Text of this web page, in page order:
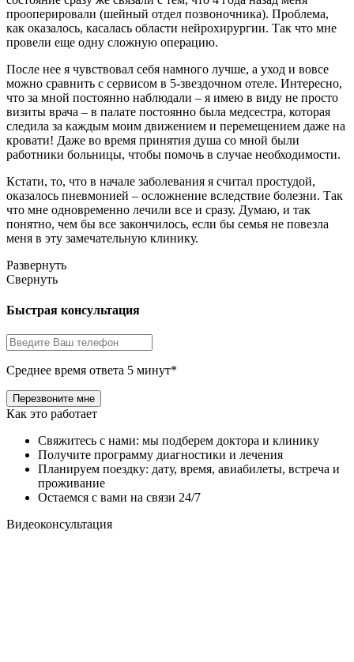
прооперировали (шейный отдел позвоночника). Проблема,
как оказалось, касалась области нейрохирургии. Так что мне
провели еще одну сложную операцию.
После нее я чувствовал себя намного лучше, а уход и вовсе
можно сравнить с сервисом в 5-звездочном отеле. Интересно,
что за мной постоянно наблюдали – я имею в виду не просто
визиты врача – в палате постоянно была медсестра, которая
следила за каждым моим движением и перемещением даже на
кровати! Даже во время принятия душа со мной были
работники больницы, чтобы помочь в случае необходимости.
Кстати, то, что в начале заболевания я считал простудой,
оказалось пневмонией – осложнение вследствие болезни. Так
что мне одновременно лечили все и сразу. Думаю, и так
понятно, чем бы все закончилось, если бы семья не повезла
меня в эту замечательную клинику.
Развернуть
Свернуть
Быстрая консультация
Среднее время ответа 5 минут*
Как это работает
Свяжитесь с нами: мы подберем доктора и клинику
Получите программу диагностики и лечения
Планируем поездку: дату, время, авиабилеты, встреча и
проживание
Остаемся с вами на связи 24/7
Видеоконсультация